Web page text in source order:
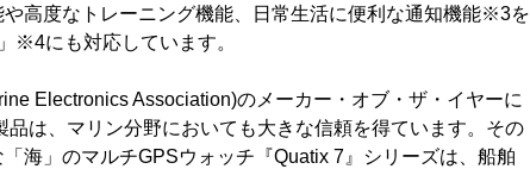
高度なトレーニング機能、日常生活に便利な通知機能※3を
※4にも対応しています。
Electronics Association)のメーカー・オブ・ザ・イヤーに
は、マリン分野においても大きな信頼を得ています。その
海」のマルチGPSウォッチ『Quatix 7』シリーズは、船舶